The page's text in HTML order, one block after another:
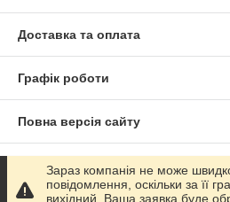
Доставка та оплата
Графік роботи
Повна версія сайту
Сайт створено на маркетплейсі
Зараз компанія не може
повідомлення, оскільки за її
вихідний. Ваша заявка буде